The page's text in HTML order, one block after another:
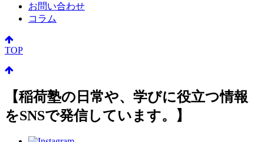
お問い合わせ
コラム
TOP
【稲荷塾の日常や、学びに役立つ情報
をSNSで発信しています。】